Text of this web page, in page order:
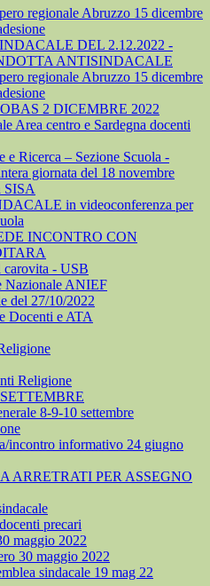
regionale Abruzzo 15 dicembre
DEL 2.12.2022 -
ANTISINDACALE
regionale Abruzzo 15 dicembre
2 DICEMBRE 2022
Area centro e Sardegna docenti
e Ricerca – Sezione Scuola -
giornata del 18 novembre
SISA
in videoconferenza per
INCONTRO CON
carovita - USB
Nazionale ANIEF
del 27/10/2022
Docenti e ATA
Religione
8-9-10 settembre
incontro informativo 24 giugno
ARRETRATI PER ASSEGNO
precari
maggio 2022
30 maggio 2022
sindacale 19 mag 22